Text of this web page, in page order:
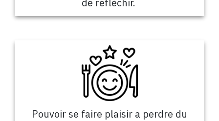
Pouvoir se faire plaisir a perdre du